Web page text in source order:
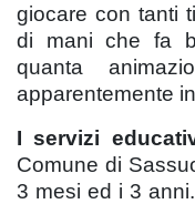
giocare con tanti
di mani che fa
quanta
apparentemente
I servizi
Comune di
3 mesi ed i 3